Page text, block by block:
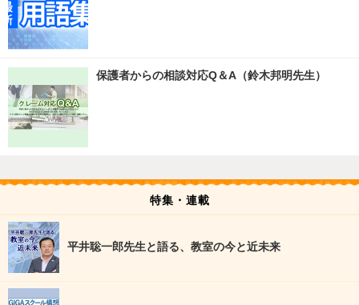
保護者からの相談対応Q＆A（鈴木邦明先生）
特集・連載
平井聡一郎先生と語る、教室の今と近未来